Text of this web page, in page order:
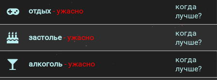
отдых- ужасно
когда
лучше?
застолье- ужасно
когда
лучше?
алкоголь - ужасно
когда
лучше?